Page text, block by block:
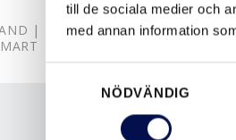
till de sociala medier och
med annan information
NÖDVÄNDIG
| DESIGN | ECO | ISOLERING |